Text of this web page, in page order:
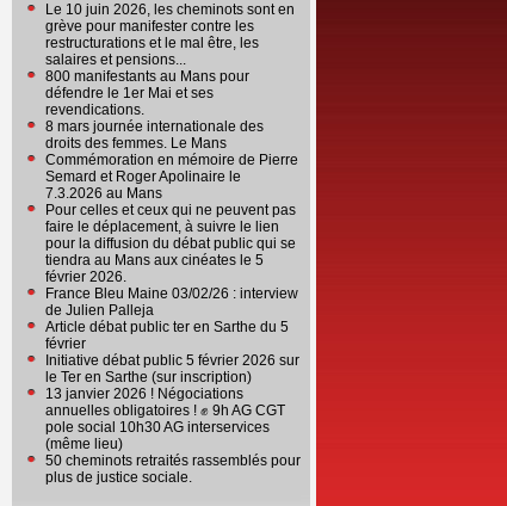
Le 10 juin 2026, les cheminots sont en
grève pour manifester contre les
restructurations et le mal être, les
salaires et pensions...
800 manifestants au Mans pour
défendre le 1er Mai et ses
revendications.
8 mars journée internationale des
droits des femmes. Le Mans
Commémoration en mémoire de Pierre
Semard et Roger Apolinaire le
7.3.2026 au Mans
Pour celles et ceux qui ne peuvent pas
faire le déplacement, à suivre le lien
pour la diffusion du débat public qui se
tiendra au Mans aux cinéates le 5
février 2026.
France Bleu Maine 03/02/26 : interview
de Julien Palleja
Article débat public ter en Sarthe du 5
février
Initiative débat public 5 février 2026 sur
le Ter en Sarthe (sur inscription)
13 janvier 2026 ! Négociations
annuelles obligatoires ! ✊ 9h AG CGT
pole social 10h30 AG interservices
(même lieu)
50 cheminots retraités rassemblés pour
plus de justice sociale.